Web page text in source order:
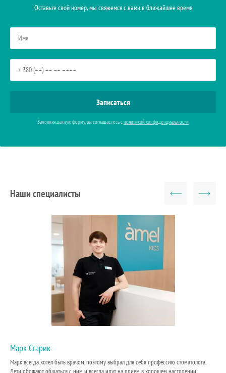
Оставьте свой номер, мы свяжемся с вами в ближайшее время
Заполняя данную форму, вы соглашаетесь сполитикой конфиденциальности
Наши специалисты
Марк Старик
Марк всегда хотел быть врачом, поэтому выбрал для себя профессию стоматолога.